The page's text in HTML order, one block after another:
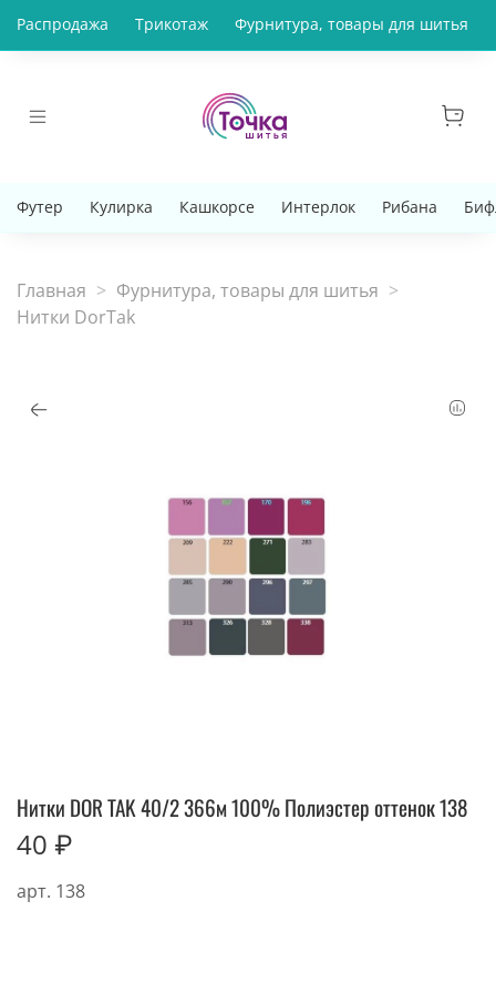
Распродажа Трикотаж Фурнитура, товары для шитья
Футер Кулирка Кашкорсе Интерлок Рибана
Главная
Фурнитура, товары для шитья
Нитки DorTak
арт. 138
Нитки DOR TAK 40/2 366м 100% Полиэстер оттенок 138
40 ₽